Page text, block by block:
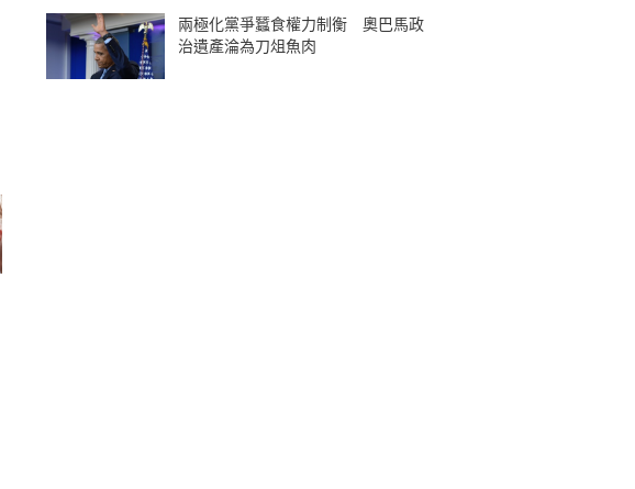
兩極化黨爭蠶食權力制衡 奧巴馬政
治遺產淪為刀俎魚肉